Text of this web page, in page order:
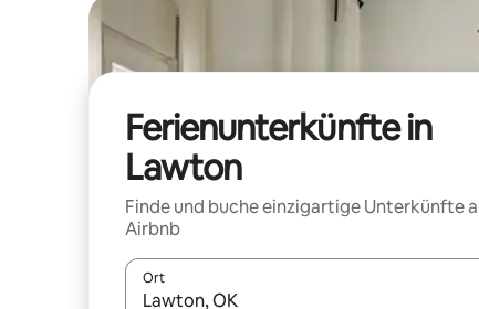
Ferienunterkünfte in
Lawton
Finde und buche einzigartige Unterkünfte
Airbnb
Ort
Wenn Ergebnisse verfügbar sind, navigiere